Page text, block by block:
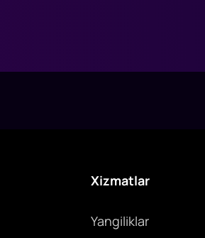
Xizmatlar
Yangiliklar